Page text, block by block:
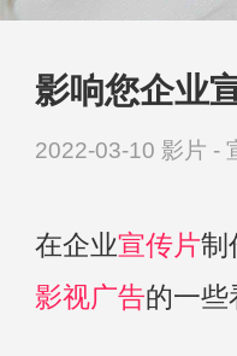
影响您企业
2022-03-10 影片 -
在企业宣传片制
影视广告的一些